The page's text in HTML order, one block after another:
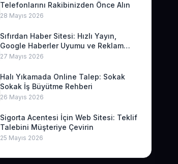
Telefonlarını Rakibinizden Önce Alın
28 Mayıs 2026
Sıfırdan Haber Sitesi: Hızlı Yayın,
Google Haberler Uyumu ve Reklam
Geliri
27 Mayıs 2026
Halı Yıkamada Online Talep: Sokak
Sokak İş Büyütme Rehberi
26 Mayıs 2026
Sigorta Acentesi İçin Web Sitesi: Teklif
Talebini Müşteriye Çevirin
25 Mayıs 2026